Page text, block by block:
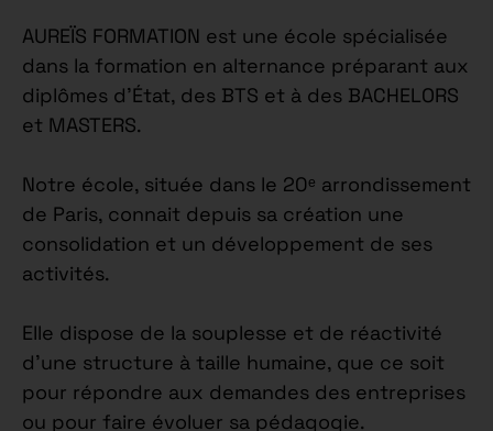
AUREÏS FORMATION est une école spécialisée
dans la formation en alternance préparant aux
diplômes d’État, des BTS et à des BACHELORS
et MASTERS.
Notre école, située dans le 20ᵉ arrondissement
de Paris, connait depuis sa création une
consolidation et un développement de ses
activités.
Elle dispose de la souplesse et de réactivité
d’une structure à taille humaine, que ce soit
pour répondre aux demandes des entreprises
ou pour faire évoluer sa pédagogie.